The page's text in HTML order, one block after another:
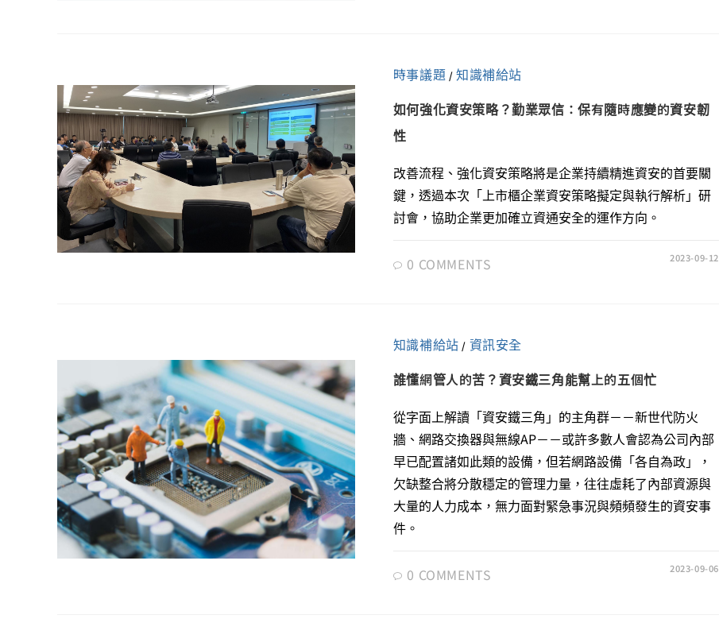
時事議題 /知識補給站
如何強化資安策略？勤業眾信：保有隨時應變的資安韌
性
改善流程、強化資安策略將是企業持續精進資安的首要關
鍵，透過本次「上市櫃企業資安策略擬定與執行解析」研
討會，協助企業更加確立資通安全的運作方向。
0 COMMENTS 2023-09-12
知識補給站 / 資訊安全
誰懂網管人的苦？資安鐵三角能幫上的五個忙
從字面上解讀「資安鐵三角」的主角群－－新世代防火
牆、網路交換器與無線AP－－或許多數人會認為公司內部
早已配置諸如此類的設備，但若網路設備「各自為政」，
欠缺整合將分散穩定的管理力量，往往虛耗了內部資源與
大量的人力成本，無力面對緊急事況與頻頻發生的資安事
件。
0 COMMENTS 2023-09-06